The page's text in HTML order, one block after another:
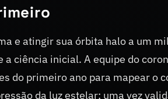
e atingir sua órbita halo a um
ciência inicial. A equipe do
do primeiro ano para mapear o
da luz estelar; uma vez